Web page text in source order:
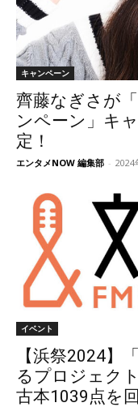
キャンペーン
齊藤なぎさが
ンペーン」キ
定！
エンタメNOW 編集部 - 2024
イベント
【浜祭2024】
るプロジェク
古本1039点を